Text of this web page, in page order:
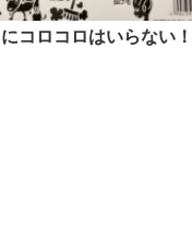
コロコロはいらない